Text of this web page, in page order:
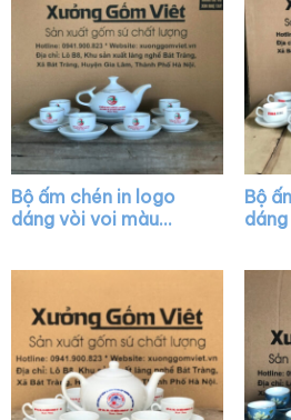
Bộ ấm chén in logo
dáng vòi voi màu
Bộ